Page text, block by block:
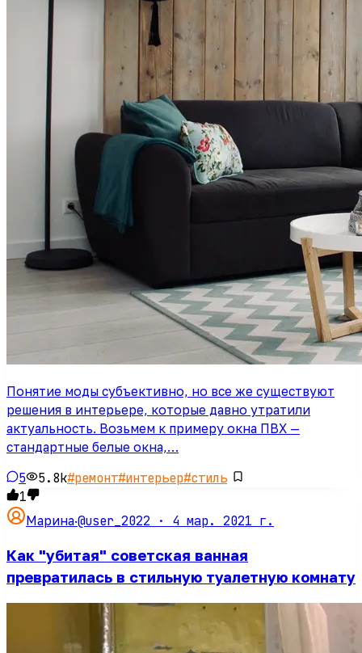
Понятие моды субъективно, но все же существуют
решения в интерьере, которые давно утратили
актуальность. Возьмем к примеру окна ПВХ —
стандартные белые окна,…
5 5.8k#ремонт#интерьер#стиль
1
Марина·@user_2022 · 4 мар. 2021 г.
Как "убитая" советская ванная
превратилась в стильную туалетную комнату